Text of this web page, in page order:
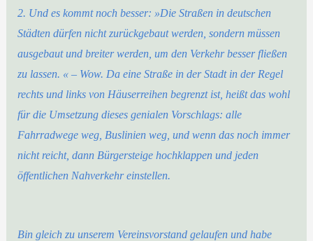
2. Und es kommt noch besser: »Die Straßen in deutschen
Städten dürfen nicht zurückgebaut werden, sondern müssen
ausgebaut und breiter werden, um den Verkehr besser fließen
zu lassen. « – Wow. Da eine Straße in der Stadt in der Regel
rechts und links von Häuserreihen begrenzt ist, heißt das wohl
für die Umsetzung dieses genialen Vorschlags: alle
Fahrradwege weg, Buslinien weg, und wenn das noch immer
nicht reicht, dann Bürgersteige hochklappen und jeden
öffentlichen Nahverkehr einstellen.
Bin gleich zu unserem Vereinsvorstand gelaufen und habe